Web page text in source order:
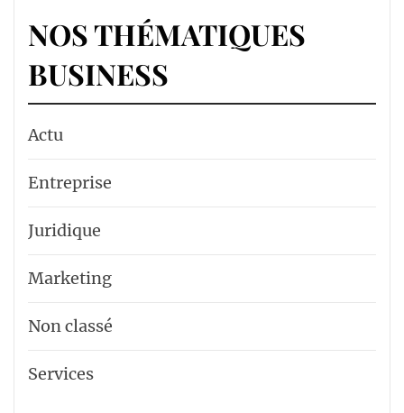
NOS THÉMATIQUES
BUSINESS
Actu
Entreprise
Juridique
Marketing
Non classé
Services